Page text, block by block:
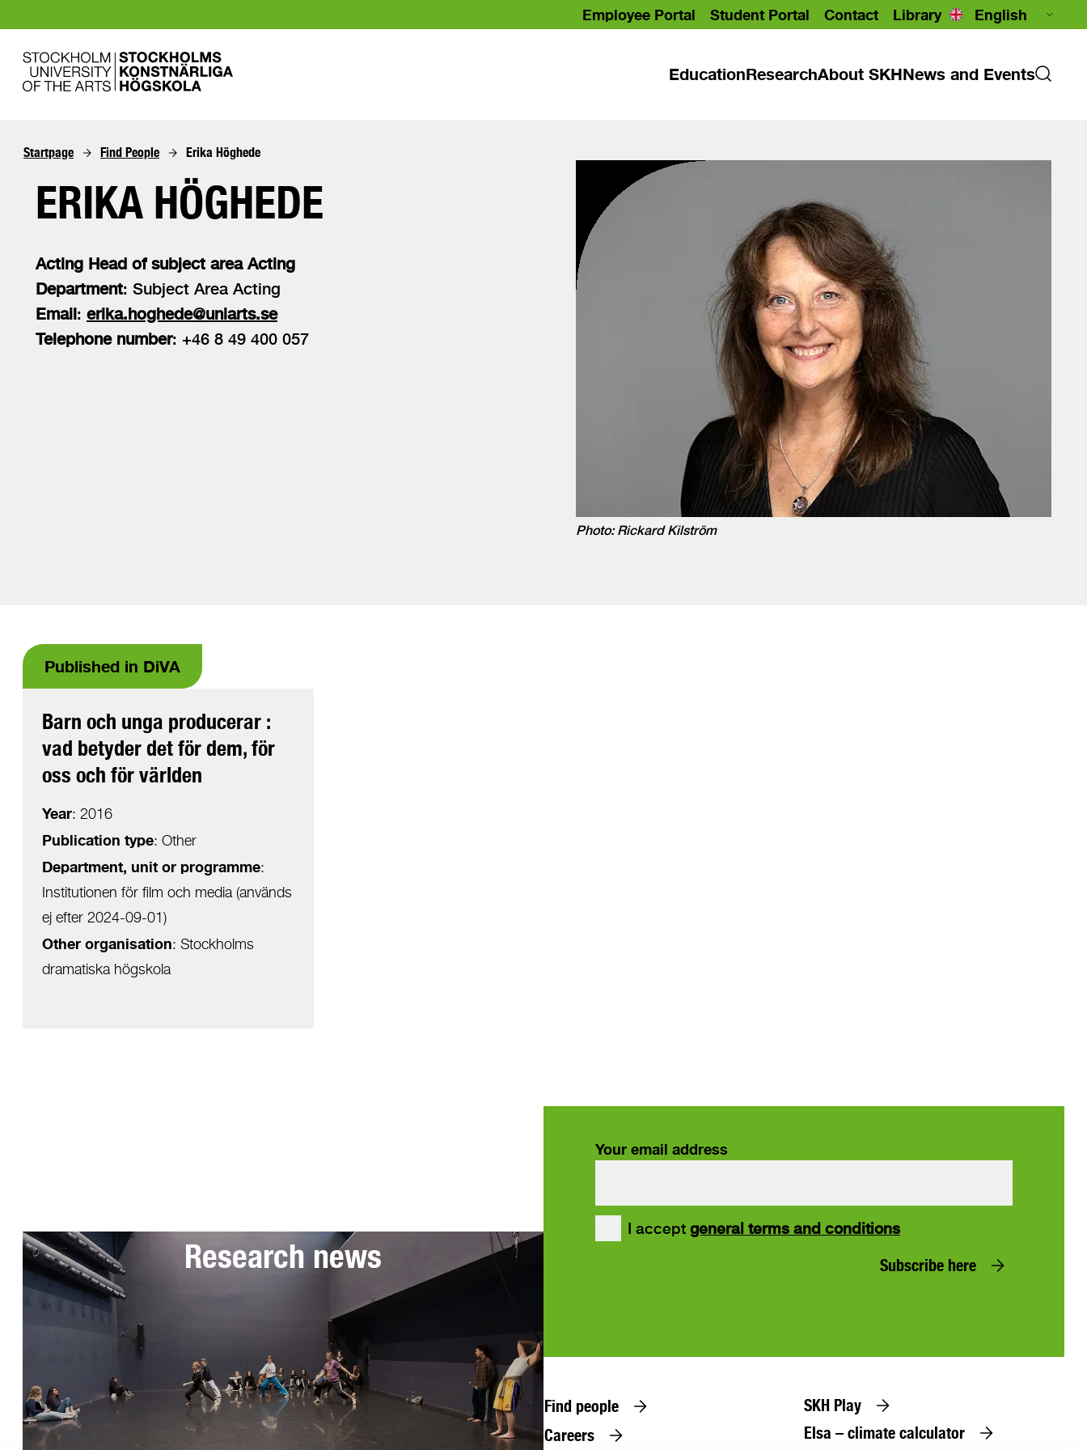
Employee Portal Student Portal Contact Library
EducationResearchAbout SKHNews and Events
Startpage Find People Erika Höghede
ERIKA HÖGHEDE
Acting Head of subject area Acting
Department: Subject Area Acting
Email: erika.hoghede@uniarts.se
Telephone number: +46 8 49 400 057
Photo: Rickard Kilström
Published in DiVA
Barn och unga producerar :
vad betyder det för dem, för
oss och för världen
Year: 2016
Publication type: Other
Department, unit or programme:
Institutionen för film och media (används
ej efter 2024-09-01)
Other organisation: Stockholms
dramatiska högskola
Research news
Your email address
I accept general terms and conditions
Subscribe here
Find people
Careers
SKH Play
Elsa – climate calculator